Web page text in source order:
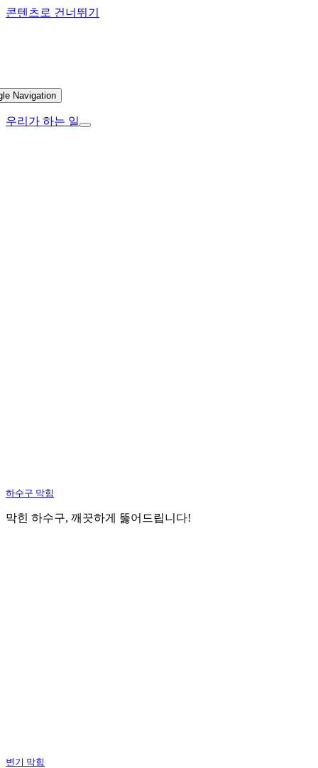
콘텐츠로 건너뛰기
Navigation
우리가 하는 일
하수구 막힘
막힌 하수구, 깨끗하게 뚫어드립니다!
변기 막힘